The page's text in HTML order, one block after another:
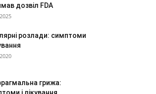
дозвіл FDA
розлади: симптоми
грижа: